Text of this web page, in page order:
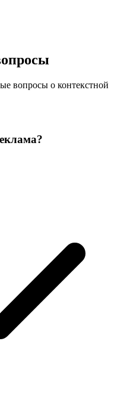
вопросы о контекстной